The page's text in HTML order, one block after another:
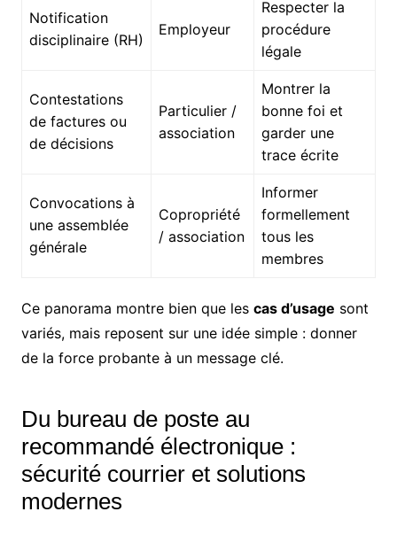
Notification
disciplinaire (RH)
Employeur
Respecter la
procédure
légale
Contestations
de factures ou
de décisions
Particulier /
association
Montrer la
bonne foi et
garder une
trace écrite
Convocations à
une assemblée
générale
Copropriété
/ association
Informer
formellement
tous les
membres
Ce panorama montre bien que les cas d’usage sont
variés, mais reposent sur une idée simple : donner
de la force probante à un message clé.
Du bureau de poste au
recommandé électronique :
sécurité courrier et solutions
modernes